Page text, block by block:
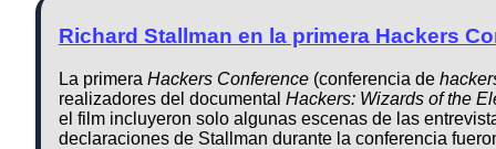
Richard Stallman en la primera Hackers
La primera Hackers Conference (conferencia de
realizadores del documental Hackers: Wizards of the
el film incluyeron solo algunas escenas de las
declaraciones de Stallman durante la conferencia